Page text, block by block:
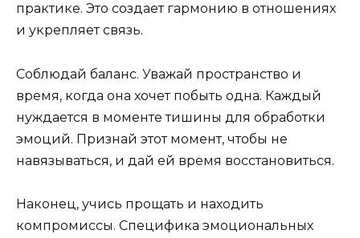
практике. Это создает гармонию в отношениях
и укрепляет связь.
Соблюдай баланс. Уважай пространство и
время, когда она хочет побыть одна. Каждый
нуждается в моменте тишины для обработки
эмоций. Признай этот момент, чтобы не
навязываться, и дай ей время восстановиться.
Наконец, учись прощать и находить
компромиссы. Специфика эмоциональных